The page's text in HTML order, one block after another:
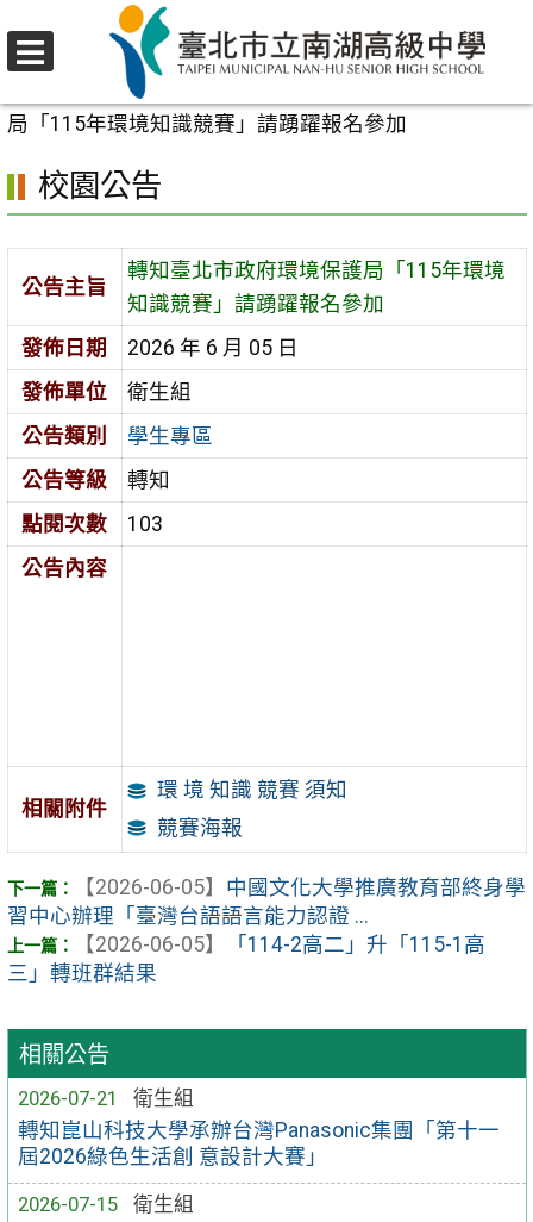
至
要
區
校園公告
局「115年環境知識競賽」請踴躍報名參加
相關公告
2026-07-21
衛生組
轉知崑山科技大學承辦台灣Panasonic集團「第十一
屆2026綠色生活創 意設計大賽」
2026-07-15
衛生組
校園公告
公告主旨
轉知臺北市政府環境保護局「115年環境
知識競賽」請踴躍報名參加
發佈日期
2026 年 6 月 05 日
發佈單位
衛生組
公告類別
學生專區
公告等級
轉知
點閱次數
103
公告內容
相關附件
環 境 知識 競賽 須知
競賽海報
【2026-06-05】 中國文化大學推廣教育部終身學
習中心辦理「臺灣台語語言能力認證 ...
【2026-06-05】
「114-2高二」升「115-1高
三」轉班群結果
選
單